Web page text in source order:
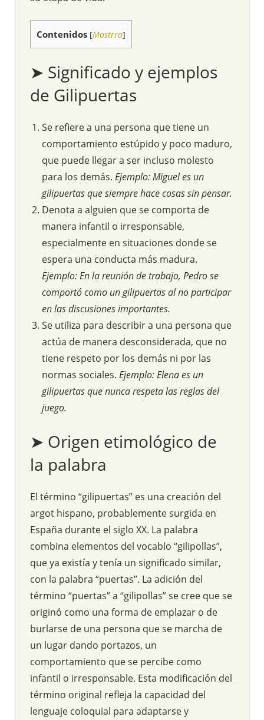
Contenidos [Mostrra]
➤ Significado y ejemplos
de Gilipuertas
Se refiere a una persona que tiene un
comportamiento estúpido y poco maduro,
que puede llegar a ser incluso molesto
para los demás. Ejemplo: Miguel es un
gilipuertas que siempre hace cosas sin pensar.
Denota a alguien que se comporta de
manera infantil o irresponsable,
especialmente en situaciones donde se
espera una conducta más madura.
Ejemplo: En la reunión de trabajo, Pedro se
comportó como un gilipuertas al no participar
en las discusiones importantes.
Se utiliza para describir a una persona que
actúa de manera desconsiderada, que no
tiene respeto por los demás ni por las
normas sociales. Ejemplo: Elena es un
gilipuertas que nunca respeta las reglas del
juego.
➤ Origen etimológico de
la palabra
El término “gilipuertas” es una creación del
argot hispano, probablemente surgida en
España durante el siglo XX. La palabra
combina elementos del vocablo “gilipollas”,
que ya existía y tenía un significado similar,
con la palabra “puertas”. La adición del
término “puertas” a “gilipollas” se cree que se
originó como una forma de emplazar o de
burlarse de una persona que se marcha de
un lugar dando portazos, un
comportamiento que se percibe como
infantil o irresponsable. Esta modificación del
término original refleja la capacidad del
lenguaje coloquial para adaptarse y